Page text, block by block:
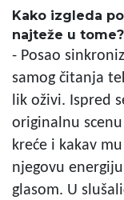
Kako izgleda
najteže u tome?
- Posao
samog čitanja
lik oživi. Ispred
originalnu
kreće i kakav
njegovu
glasom. U